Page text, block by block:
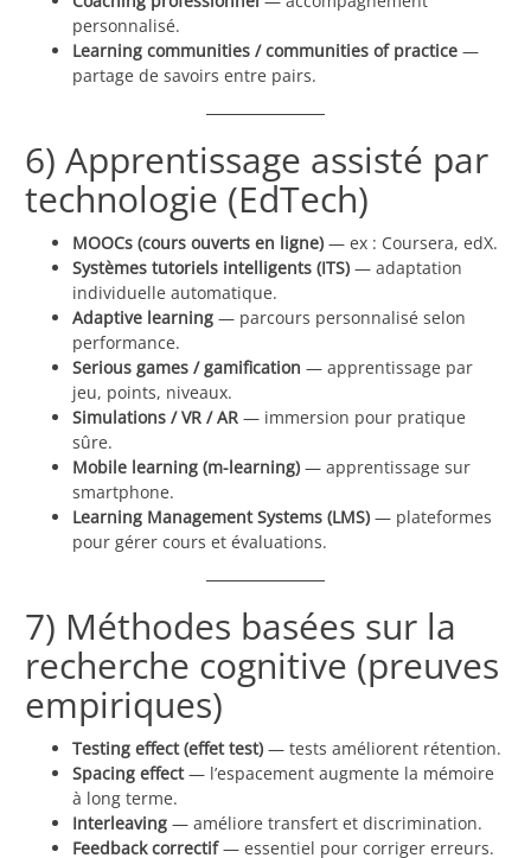
personnalisé.
Learning communities / communities of practice —
partage de savoirs entre pairs.
6) Apprentissage assisté par
technologie (EdTech)
MOOCs (cours ouverts en ligne) — ex : Coursera, edX.
Systèmes tutoriels intelligents (ITS) — adaptation
individuelle automatique.
Adaptive learning — parcours personnalisé selon
performance.
Serious games / gamification — apprentissage par
jeu, points, niveaux.
Simulations / VR / AR — immersion pour pratique
sûre.
Mobile learning (m-learning) — apprentissage sur
smartphone.
Learning Management Systems (LMS) — plateformes
pour gérer cours et évaluations.
7) Méthodes basées sur la
recherche cognitive (preuves
empiriques)
Testing effect (effet test) — tests améliorent rétention.
Spacing effect— l’espacement augmente la mémoire
à long terme.
Interleaving — améliore transfert et discrimination.
Feedback correctif— essentiel pour corriger erreurs.